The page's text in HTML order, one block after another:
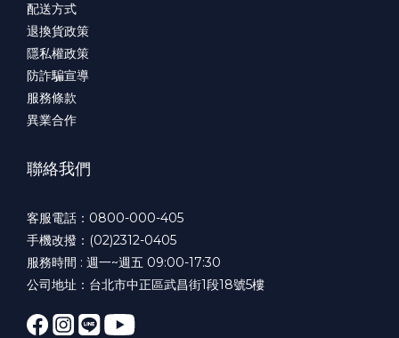
配送方式
退換貨政策
隱私權政策
防詐騙宣導
服務條款
異業合作
聯絡我們
客服電話：0800-000-405
手機改撥：(02)2312-0405
服務時間 : 週一~週五 09:00-17:30
公司地址：台北市中正區武昌街1段18號5樓